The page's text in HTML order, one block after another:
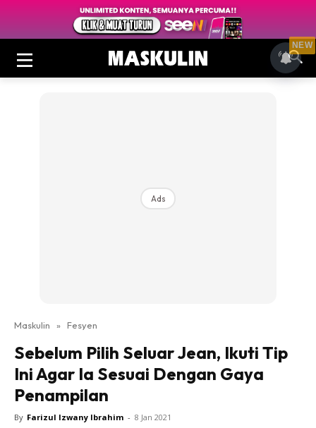
Ads
Maskulin » Fesyen
Sebelum Pilih Seluar Jean, Ikuti Tip
Ini Agar Ia Sesuai Dengan Gaya
Penampilan
By Farizul Izwany Ibrahim - 8 Jan 2021
NEW